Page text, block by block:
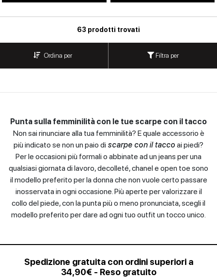
63 prodotti trovati
Ordina per Filtra per
Punta sulla femminilità con le tue scarpe con il tacco
Non sai rinunciare alla tua femminilità? E quale accessorio è
più indicato se non un paio di scarpe con il tacco ai piedi?
Per le occasioni più formali o abbinate ad un jeans per una
qualsiasi giornata di lavoro, decolleté, chanel e open toe sono
il modello preferito per la donna che non vuole certo passare
inosservata in ogni occasione. Più aperte per valorizzare il
collo del piede, con la punta più o meno pronunciata, scegli il
modello preferito per dare ad ogni tuo outfit un tocco unico.
Mocassini
plateau
Scarpe
spuntate
Scarpe
stringate
Scarpe
Sneakers
Spedizione gratuita con ordini superiori a
34,90€ - Reso gratuito